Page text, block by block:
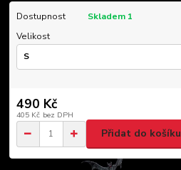
Dostupnost
Skladem 1
Velikost
490 Kč
405 Kč bez DPH
Přidat do košíku